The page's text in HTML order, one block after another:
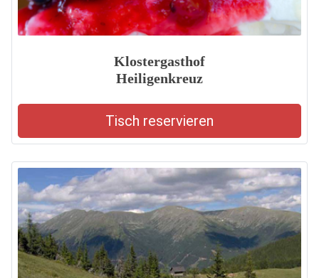
Klostergasthof
Heiligenkreuz
Tisch reservieren